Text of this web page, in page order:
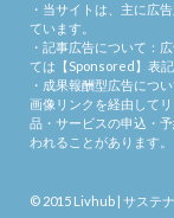
・当サイトは、主に広
ています。
・記事広告について：
ては【Sponsored】表記
・成果報酬型広告につ
画像リンクを経由して
品・サービスの申込・
われることがあります。
© 2015 Livhub | サステ